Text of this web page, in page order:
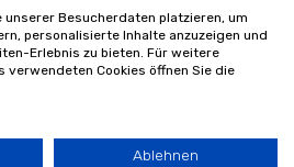
Sitemap
unserer Besucherdaten platzieren, um
personalisierte Inhalte anzuzeigen und
Erlebnis zu bieten. Für weitere
verwendeten Cookies öffnen Sie die
Ablehnen